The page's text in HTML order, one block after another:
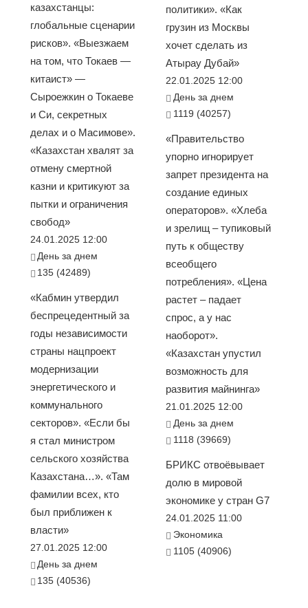
казахстанцы:
глобальные сценарии
рисков». «Выезжаем
на том, что Токаев —
китаист» —
Сыроежкин о Токаеве
и Си, секретных
делах и о Масимове».
«Казахстан хвалят за
отмену смертной
казни и критикуют за
пытки и ограничения
свобод»
24.01.2025 12:00
День за днем
135 (42489)
«Кабмин утвердил
беспрецедентный за
годы независимости
страны нацпроект
модернизации
энергетического и
коммунального
секторов». «Если бы
я стал министром
сельского хозяйства
Казахстана…». «Там
фамилии всех, кто
был приближен к
власти»
27.01.2025 12:00
День за днем
135 (40536)
политики». «Как
грузин из Москвы
хочет сделать из
Атырау Дубай»
22.01.2025 12:00
День за днем
1119 (40257)
«Правительство
упорно игнорирует
запрет президента на
создание единых
операторов». «Хлеба
и зрелищ – тупиковый
путь к обществу
всеобщего
потребления». «Цена
растет – падает
спрос, а у нас
наоборот».
«Казахстан упустил
возможность для
развития майнинга»
21.01.2025 12:00
День за днем
1118 (39669)
БРИКС отвоёвывает
долю в мировой
экономике у стран G7
24.01.2025 11:00
Экономика
1105 (40906)